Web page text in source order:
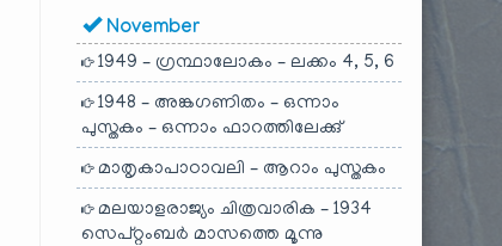
November
1949 – ഗ്രന്ഥാലോകം – ലക്കം 4, 5, 6
1948 – അങ്കഗണിതം – ഒന്നാം
പുസ്തകം – ഒന്നാം ഫാറത്തിലേക്കു്
മാതൃകാപാഠാവലി – ആറാം പുസ്തകം
മലയാളരാജ്യം ചിത്രവാരിക – 1934
സെപ്റ്റംബർ മാസത്തെ മൂന്നു